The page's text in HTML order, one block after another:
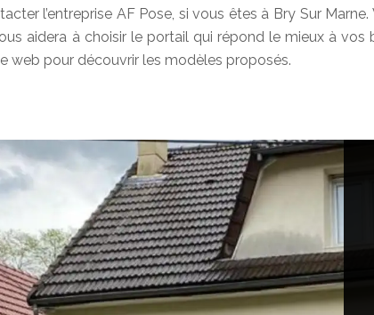
l’entreprise AF Pose, si vous êtes à Bry Sur Marne.
aidera à choisir le portail qui répond le mieux à vos
web pour découvrir les modèles proposés.